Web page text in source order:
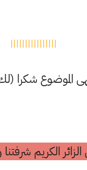
||||||||||||||||
الموضوع شكرا
الكريم